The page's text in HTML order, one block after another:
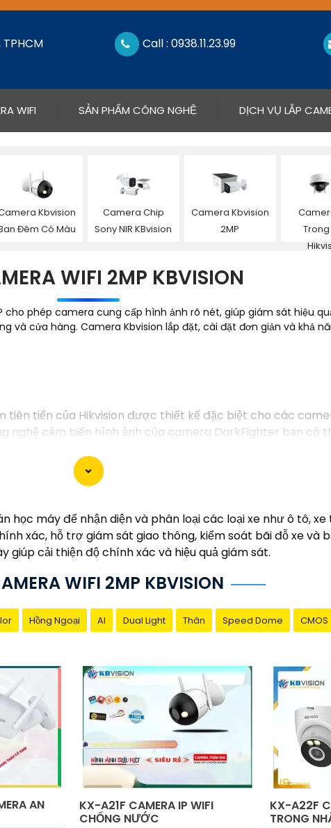
TPHCM Call : 0938.11.23.99
WIFI SẢN PHẨM CÔNG NGHỆ DỊCH VỤ LẮP
Kbvision
Đêm Có Màu
Camera Chip
Sony NIR KBvision
Camera Kbvision
2MP
WIFI 2MP KBVISION
cho phép camera cung cấp hình ảnh rõ nét, giúp giám sát hiệu
và cửa hàng. Camera Kbvision lắp đặt, cài đặt đơn giản và khả
tiến của Hikvision được thiết kế đặc biệt cho các
cảm biến hình ảnh của camera DarkFighter bạn có
sáng phụ.
học máy để nhận diện và phân loại các loại xe như ô tô,
xác, hỗ trợ giám sát giao thông, kiểm soát bãi đỗ xe và
giúp cải thiện độ chính xác và hiệu quả giám sát.
WIFI 2MP KBVISION
Hồng Ngoại AI Dual Light Thân Speed Dome CMOS
AN
KX-A21F CAMERA IP WIFI
CHỐNG NƯỚC
KX-A22F
TRONG